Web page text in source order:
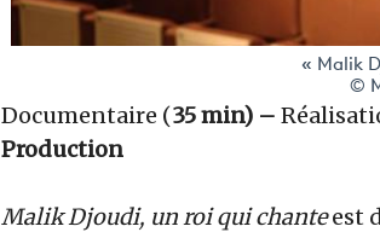
« Malik
©
Documentaire (35 min) –
Production
Malik Djoudi, un roi qui chanteest